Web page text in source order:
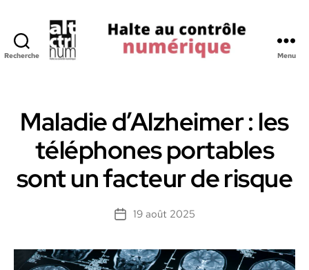
Recherche
Numerique
Menu
Maladie d’Alzheimer : les
téléphones portables
sont un facteur de risque
Date19 août 2025